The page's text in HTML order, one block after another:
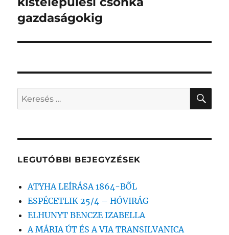
gazdaságokig
Keresés
a
kifejezésre:
LEGUTÓBBI BEJEGYZÉSEK
ATYHA LEÍRÁSA 1864-BŐL
ESPÉCETLIK 25/4 – HÓVIRÁG
ELHUNYT BENCZE IZABELLA
A MÁRIA ÚT ÉS A VIA TRANSILVANICA